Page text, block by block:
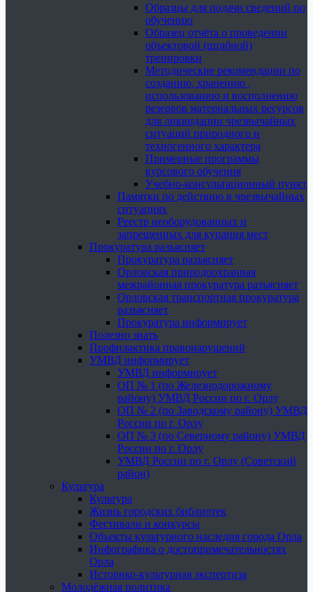
Образцы для подачи сведений по
обучению
Образец отчёта о проведении
объектовой (штабной)
тренировки
Методические рекомендации по
созданию, хранению ,
использованию и восполнению
резервов материальных ресурсов
для ликвидации чрезвычайных
ситуаций природного и
техногенного характера
Примерные программы
курсового обучения
Учебно-консультационный пункт
Памятки по действию в чрезвычайных
ситуациях
Реестр необорудованных и
запрещенных для купания мест
Прокуратура разъясняет
Прокуратура разъясняет
Орловская природоохранная
межрайонная прокуратура разъясняет
Орловская транспортная прокуратура
разъясняет
Прокуратура информирует
Полезно знать
Профилактика правонарушений
УМВД информирует
УМВД информирует
ОП № 1 (по Железнодорожному
району) УМВД России по г. Орлу
ОП № 2 (по Заводскому району) УМВД
России по г. Орлу
ОП № 3 (по Северному району) УМВД
России по г. Орлу
УМВД России по г. Орлу (Советский
район)
Культура
Культура
Жизнь городских библиотек
Фестивали и конкурсы
Объекты культурного наследия города Орла
Инфографика о достопримечательностях
Орла
Историко-культурная экспертиза
Молодёжная политика